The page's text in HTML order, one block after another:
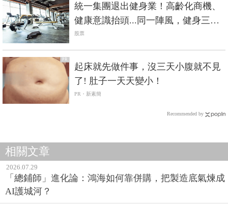
統一集團退出健身業！高齡化商機、
健康意識抬頭...同一陣風，健身三巨
頭命運大不同？
股票
PR
起床就先做件事，沒三天小腹就不見
了! 肚子一天天變小！
PR・新素簡
Recommended by
相關文章
2026.07.29
「總鋪師」進化論：鴻海如何靠併購，把製造底氣煉成
AI護城河？